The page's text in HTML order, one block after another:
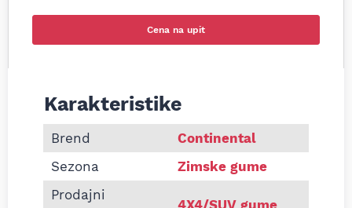
Cena na upit
Informacije o CONTINENTAL 285/45 R19 CROSS
Karakteristike
Brend
Continental
Sezona
Zimske gume
Prodajni
4X4/SUV gume